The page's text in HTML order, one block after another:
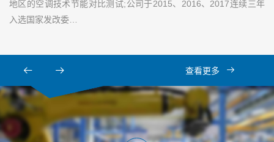
地区的空调技术节能对比测试;公司于2015、2016、2017连续三年
入选国家发改委…
查看更多